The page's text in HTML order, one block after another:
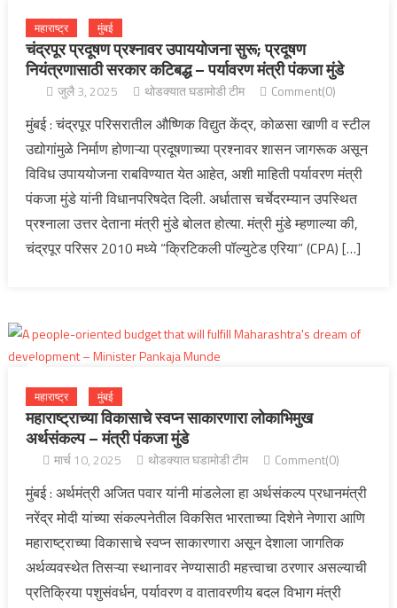
महाराष्ट्र मुंबई
चंद्रपूर प्रदूषण प्रश्नावर उपाययोजना सुरू; प्रदूषण
नियंत्रणासाठी सरकार कटिबद्ध – पर्यावरण मंत्री पंकजा मुंडे
जुलै 3, 2025 थोडक्यात घडामोडी टीम Comment(0)
मुंबई : चंद्रपूर परिसरातील औष्णिक विद्युत केंद्र, कोळसा खाणी व स्टील
उद्योगांमुळे निर्माण होणाऱ्या प्रदूषणाच्या प्रश्नावर शासन जागरूक असून
विविध उपाययोजना राबविण्यात येत आहेत, अशी माहिती पर्यावरण मंत्री
पंकजा मुंडे यांनी विधानपरिषदेत दिली. अर्धातास चर्चेदरम्यान उपस्थित
प्रश्नाला उत्तर देताना मंत्री मुंडे बोलत होत्या. मंत्री मुंडे म्हणाल्या की,
चंद्रपूर परिसर 2010 मध्ये “क्रिटिकली पॉल्युटेड एरिया” (CPA) […]
महाराष्ट्र मुंबई
महाराष्ट्राच्या विकासाचे स्वप्न साकारणारा लोकाभिमुख
अर्थसंकल्प – मंत्री पंकजा मुंडे
मार्च 10, 2025 थोडक्यात घडामोडी टीम Comment(0)
मुंबई : अर्थमंत्री अजित पवार यांनी मांडलेला हा अर्थसंकल्प प्रधानमंत्री
नरेंद्र मोदी यांच्या संकल्पनेतील विकसित भारताच्या दिशेने नेणारा आणि
महाराष्ट्राच्या विकासाचे स्वप्न साकारणारा असून देशाला जागतिक
अर्थव्यवस्थेत तिसऱ्या स्थानावर नेण्यासाठी महत्त्वाचा ठरणार असल्याची
प्रतिक्रिया पशुसंवर्धन, पर्यावरण व वातावरणीय बदल विभाग मंत्री